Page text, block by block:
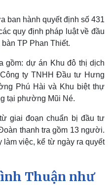
Dấu ấn VOV
Việc làm
Biển đảo
ban hành quyết định số 431
quy định pháp luật về đầu
TP Phan Thiết.
gồm: dự án Khu đô thị dịch
ty TNHH Đầu tư Hưng
Phú Hài và Khu biệt thự
tại phường Mũi Né.
giai đoạn chuẩn bị đầu tư
thanh tra gồm 13 người.
việc, kể từ ngày ra quyết
Thuận như